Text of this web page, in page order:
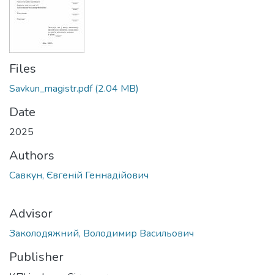
Files
Savkun_magistr.pdf(2.04 MB)
Date
2025
Authors
Савкун, Євгеній Геннадійович
Advisor
Заколодяжний, Володимир Васильович
Publisher